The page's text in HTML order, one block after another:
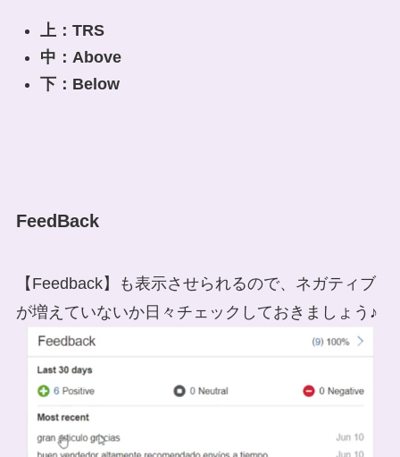
上：TRS
中：Above
下：Below
FeedBack
【Feedback】も表示させられるので、ネガティブ
が増えていないか日々チェックしておきましょう♪